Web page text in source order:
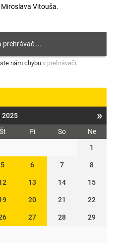
Vitouša.
nám chybu v prehrávači.
2025 »
Št Pi So
Ne
1
5 6 7 8
13 14 15
20 21 22
27 28 29